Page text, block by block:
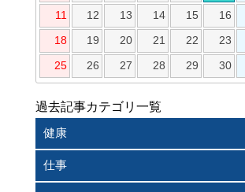
11 12 13 14 15 16
18 19 20 21 22 23
25 26 27 28 29 30
過去記事カテゴリ一覧
健康
仕事